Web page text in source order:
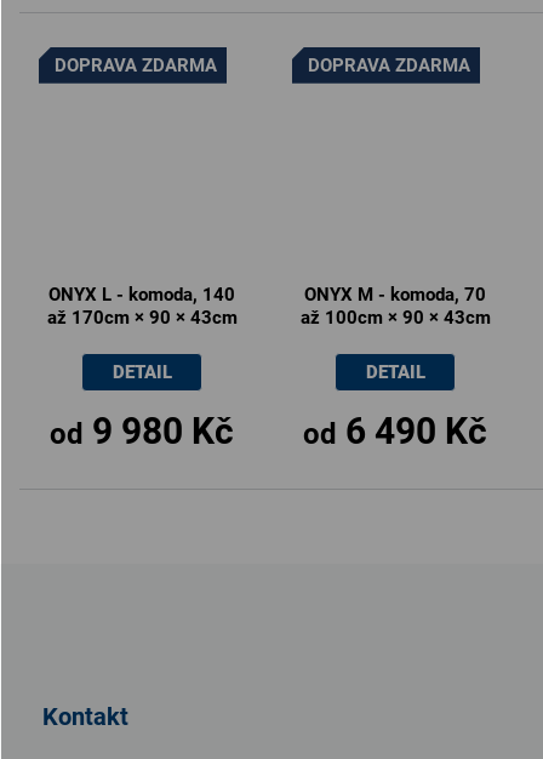
DOPRAVA ZDARMA
ONYX L - komoda, 140
až 170cm × 90 × 43cm
od 9 980 Kč
DETAIL
DOPRAVA ZDARMA
ONYX M - komoda, 70
až 100cm × 90 × 43cm
od 6 490 Kč
DETAIL
Kontakt